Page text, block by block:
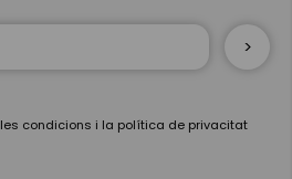
condicions i la política de privacitat